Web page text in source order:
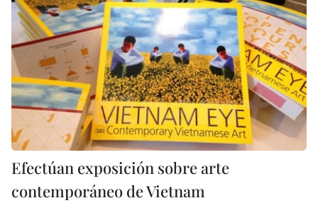
Efectúan exposición sobre arte
contemporáneo de Vietnam